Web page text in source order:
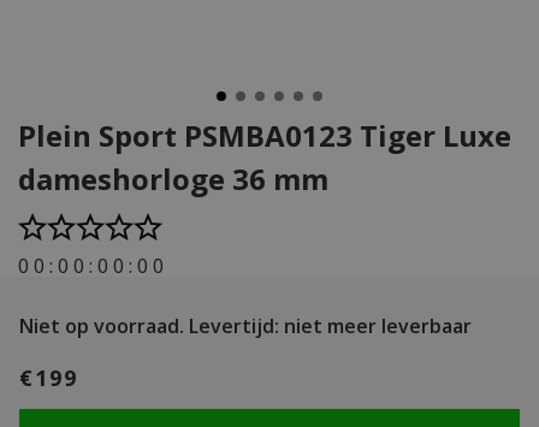
Plein Sport PSMBA0123 Tiger Luxe
dameshorloge 36 mm
0 0 : 0 0 : 0 0 : 0 0
Niet op voorraad. Levertijd: niet meer leverbaar
€199